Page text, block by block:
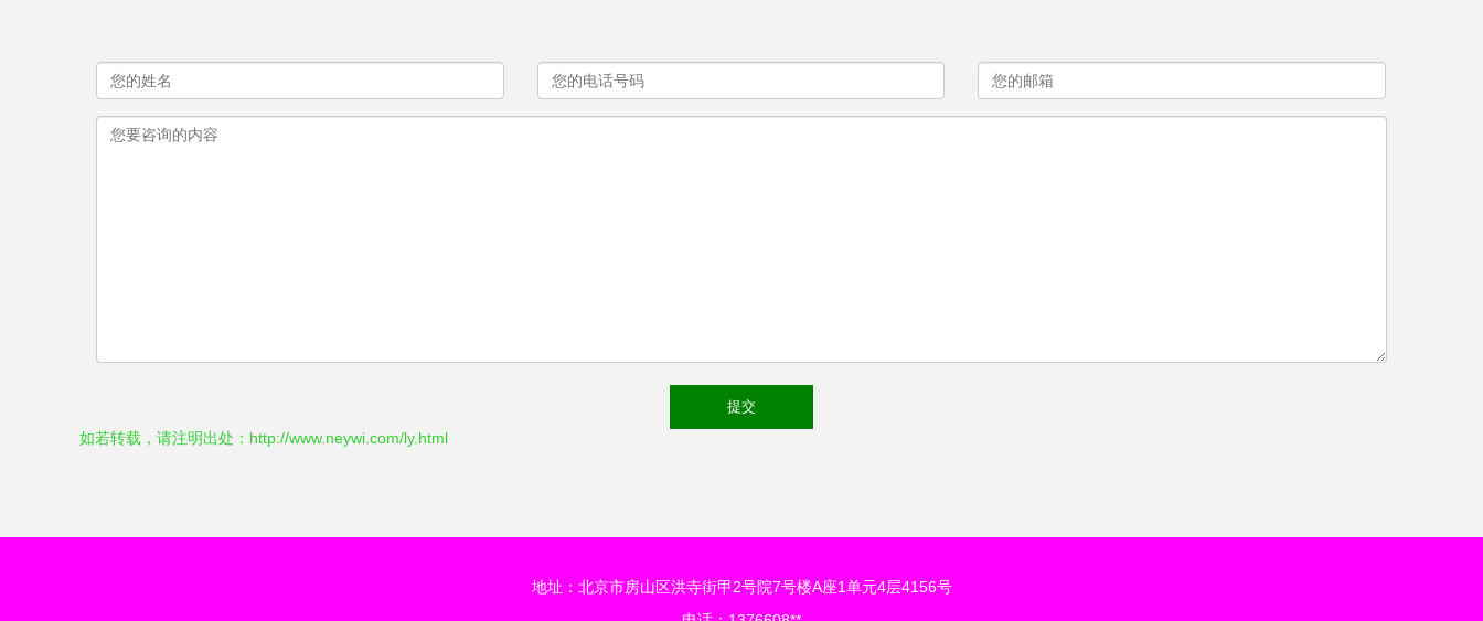
如若转载，请注明出处：http://www.neywi.com/ly.html
地址：北京市房山区洪寺街甲2号院7号楼A座1单元4层4156号